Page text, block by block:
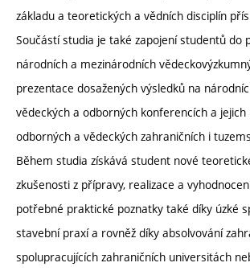
základu a teoretických a vědních disciplín
Součástí studia je také zapojení studentů do
národních a mezinárodních
prezentace dosažených výsledků na
vědeckých a odborných konferencích a jejich
odborných a vědeckých zahraničních i
Během studia získává student nové
zkušenosti z přípravy, realizace a
potřebné praktické poznatky také díky úzké
stavební praxí a rovněž díky absolvování
spolupracujících zahraničních universitách